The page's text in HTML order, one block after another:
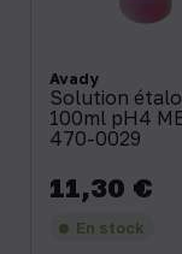
Avady
Solution
100ml pH4
470-0029
Prix
11,30 €
En stock